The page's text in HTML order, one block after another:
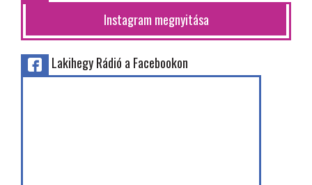
Instagram megnyitása
Lakihegy Rádió a Facebookon